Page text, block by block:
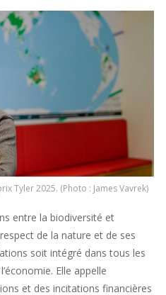
Tyler 2025. (Photo : James Vavrek)
entre la biodiversité et
de la nature et de ses
soit intégré dans tous les
Elle appelle
et des incitations financières